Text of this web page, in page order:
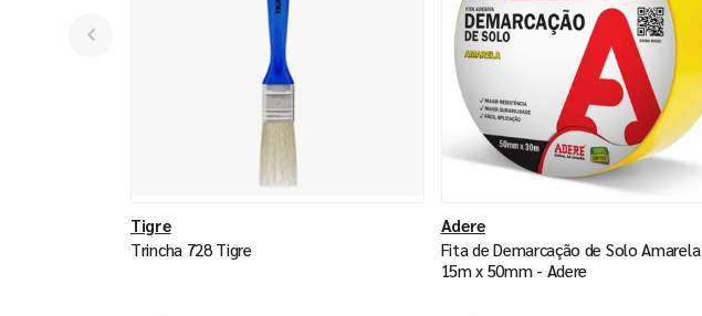
Tigre
Trincha 728 Tigre
Adere
Fita de Demarcação de Solo Amarela
15m x 50mm - Adere